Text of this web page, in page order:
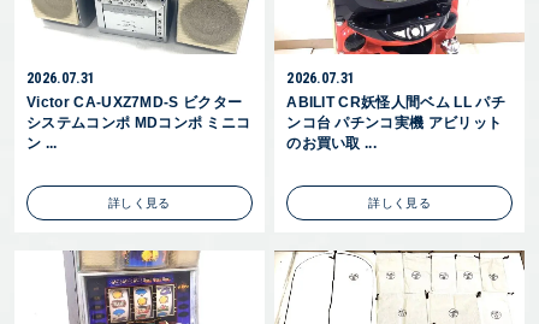
2026.07.31
Victor CA-UXZ7MD-S ビクター
システムコンポ MDコンポ ミニコ
ン ...
詳しく見る
2026.07.31
ABILIT CR妖怪人間ベム LL パチ
ンコ台 パチンコ実機 アビリット
のお買い取 ...
詳しく見る